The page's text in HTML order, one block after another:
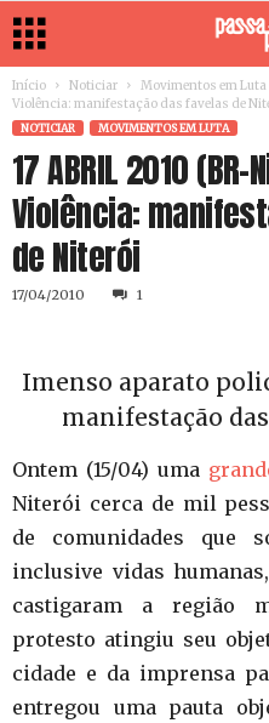
Início Noticiar Movimentos em Luta
Violência: manifestação das favelas de
NOTICIAR MOVIMENTOS EM LUTA
17 ABRIL 2010
Violência:
de Niterói
17/04/2010 1
Imenso aparato
manifestação
Ontem (15/04) uma
Niterói cerca de mil
de comunidades que
inclusive vidas
castigaram a região
protesto atingiu seu
cidade e da imprensa
entregou uma pauta